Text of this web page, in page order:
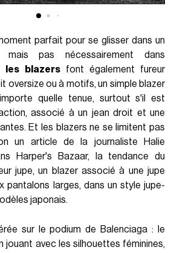
parfait pour se glisser dans un
mais pas nécessairement dans
les blazersfont également fureur
oversize ou à motifs, un simple blazer
quelle tenue, surtout s'il est
associé à un jean droit et une
Et les blazers ne se limitent pas
un article de la journaliste Halie
Harper's Bazaar, la tendance du
jupe, un blazer associé à une jupe
pantalons larges, dans un style jupe-
japonais.
sur le podium de Balenciaga : le
jouant avec les silhouettes féminines,